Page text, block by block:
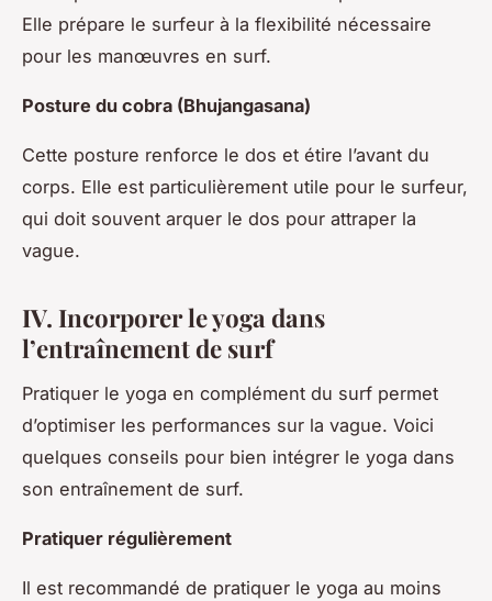
Elle prépare le surfeur à la flexibilité nécessaire
pour les manœuvres en surf.
Posture du cobra (Bhujangasana)
Cette posture renforce le dos et étire l’avant du
corps. Elle est particulièrement utile pour le surfeur,
qui doit souvent arquer le dos pour attraper la
vague.
IV. Incorporer le yoga dans
l’entraînement de surf
Pratiquer le yoga en complément du surf permet
d’optimiser les performances sur la vague. Voici
quelques conseils pour bien intégrer le yoga dans
son entraînement de surf.
Pratiquer régulièrement
Il est recommandé de pratiquer le yoga au moins